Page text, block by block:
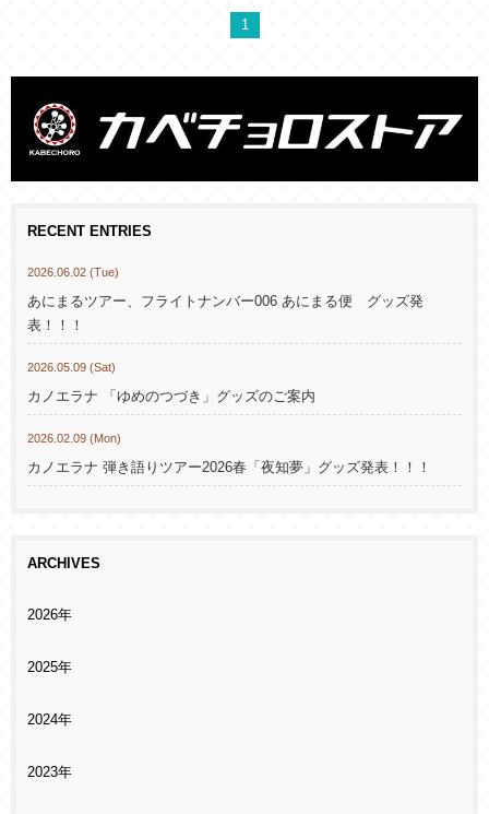
1
RECENT ENTRIES
2026.06.02 (Tue)
あにまるツアー、フライトナンバー006 あにまる便 グッズ発
表！！！
2026.05.09 (Sat)
カノエラナ 「ゆめのつづき」グッズのご案内
2026.02.09 (Mon)
カノエラナ 弾き語りツアー2026春「夜知夢」グッズ発表！！！
ARCHIVES
2026年
2025年
2024年
2023年